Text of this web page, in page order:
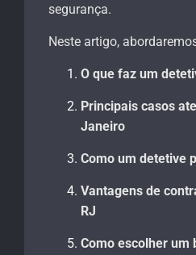
segurança.
Neste artigo,
O que faz um
Principais casos
Janeiro
Como um detetive
Vantagens de
RJ
Como escolher um